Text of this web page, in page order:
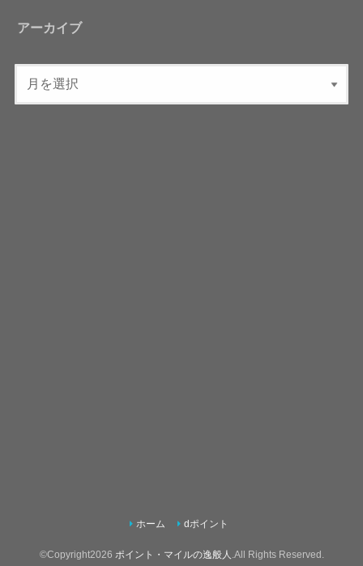
アーカイブ
ホーム dポイント
©Copyright2026 ポイント・マイルの逸般人 .All Rights Reserved.